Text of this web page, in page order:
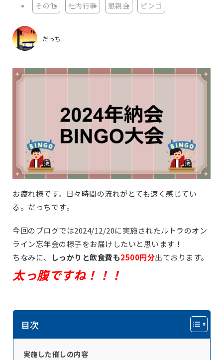
その他 社内行事 懇親会 ビンゴ
だっち
お疲れ様です。日々時間の流れがとても速く感じてい
る。だっちです。
今回のブログでは2024/12/20に実施されたルトラのオン
ライン忘年会の様子をお届けしたいと思います！
ちなみに、
しっかりと飲食費も2500円分出ております。
太っ腹ですね！！！
目次
実施した催しの内容